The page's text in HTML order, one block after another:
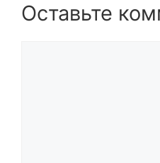
Оставьте